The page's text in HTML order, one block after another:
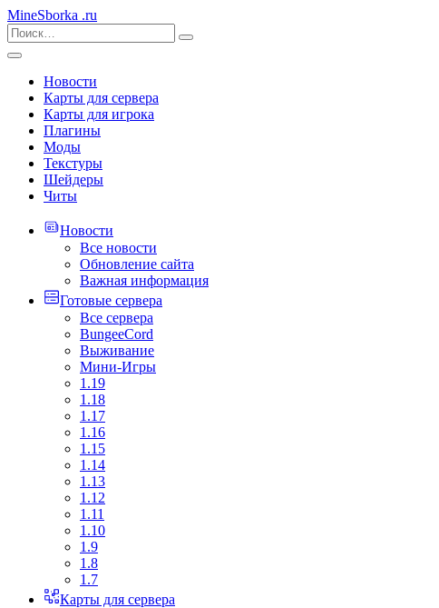
MineSborka .ru
Новости
Карты для сервера
Карты для игрока
Плагины
Моды
Текстуры
Шейдеры
Читы
Новости
Все новости
Обновление сайта
Важная информация
Готовые сервера
Все сервера
BungeeCord
Выживание
Мини-Игры
1.19
1.18
1.17
1.16
1.15
1.14
1.13
1.12
1.11
1.10
1.9
1.8
1.7
Карты для сервера